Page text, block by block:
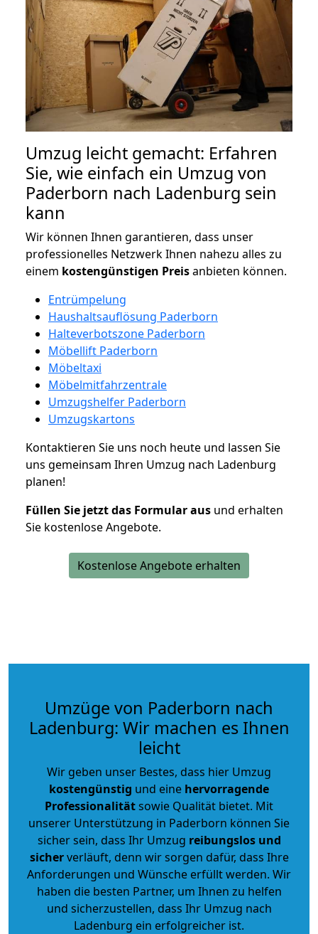
Umzug leicht gemacht: Erfahren
Sie, wie einfach ein Umzug von
Paderborn nach Ladenburg sein
kann
Wir können Ihnen garantieren, dass unser
professionelles Netzwerk Ihnen nahezu alles zu
einem kostengünstigen Preisanbieten können.
Entrümpelung
Haushaltsauflösung Paderborn
Halteverbotszone Paderborn
Möbellift Paderborn
Möbeltaxi
Möbelmitfahrzentrale
Umzugshelfer Paderborn
Umzugskartons
Kontaktieren Sie uns noch heute und lassen Sie
uns gemeinsam Ihren Umzug nach Ladenburg
planen!
Füllen Sie jetzt das Formular aus und erhalten
Sie kostenlose Angebote.
Kostenlose Angebote erhalten
Umzüge von Paderborn nach
Ladenburg: Wir machen es Ihnen
leicht
Wir geben unser Bestes, dass hier Umzug
kostengünstig und eine hervorragende
Professionalitätsowie Qualität bietet. Mit
unserer Unterstützung in Paderborn können Sie
sicher sein, dass Ihr Umzug reibungslos und
sicherverläuft, denn wir sorgen dafür, dass Ihre
Anforderungen und Wünsche erfüllt werden. Wir
haben die besten Partner, um Ihnen zu helfen
und sicherzustellen, dass Ihr Umzug nach
Ladenburg ein erfolgreicher ist.